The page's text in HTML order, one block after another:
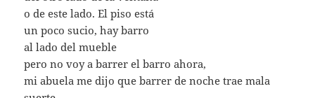
o de este lado. El piso está
un poco sucio, hay barro
al lado del mueble
pero no voy a barrer el barro ahora,
mi abuela me dijo que barrer de noche trae mala